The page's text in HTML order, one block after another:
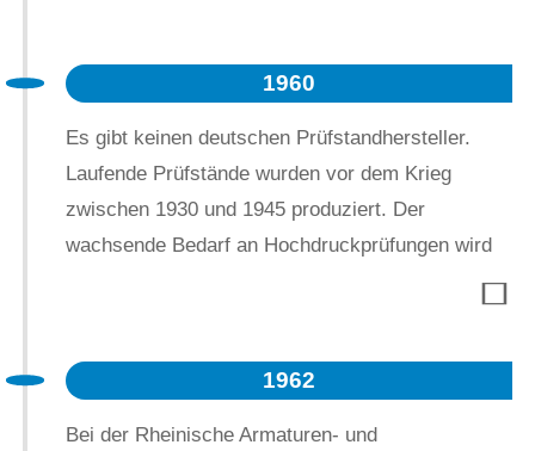
1960
Es gibt keinen deutschen Prüfstandhersteller.
Laufende Prüfstände wurden vor dem Krieg
zwischen 1930 und 1945 produziert. Der
wachsende Bedarf an Hochdruckprüfungen wird
1962
Bei der Rheinische Armaturen- und